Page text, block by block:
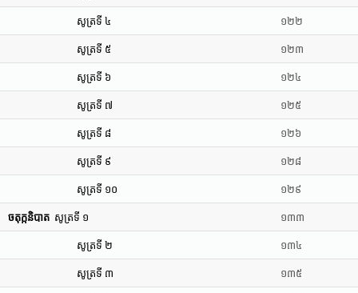
សូត្រទី ៤ ១២២
សូត្រទី ៥ ១២៣
សូត្រទី ៦ ១២៤
សូត្រទី ៧ ១២៥
សូត្រទី ៨ ១២៦
សូត្រទី ៩ ១២៨
សូត្រទី ១០ ១២៩
ចតុក្កនិបាត សូត្រទី ១ ១៣៣
សូត្រទី ២ ១៣៤
សូត្រទី ៣ ១៣៥